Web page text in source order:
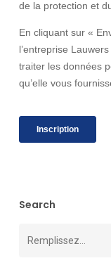
Search